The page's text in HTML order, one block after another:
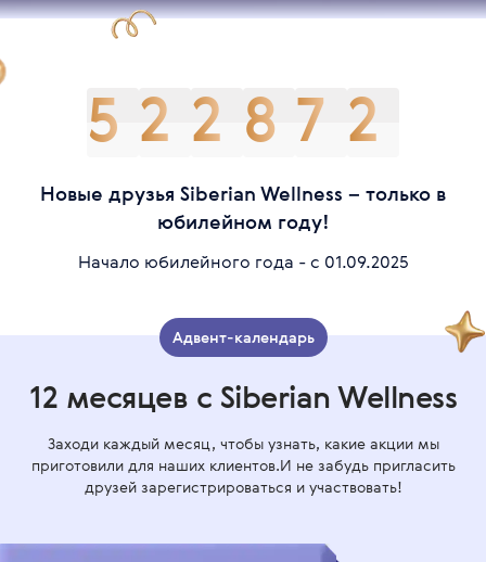
5 2 2 8 7 2
Новые друзья Siberian Wellness – только в
юбилейном году!
Начало юбилейного года - с 01.09.2025
Адвент-календарь
12 месяцев с Siberian Wellness
Заходи каждый месяц, чтобы узнать, какие акции мы
приготовили для наших клиентов.И не забудь пригласить
друзей зарегистрироваться и участвовать!